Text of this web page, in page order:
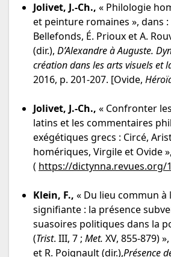
Jolivet, J.-Ch., « Philologie
et peinture romaines », dans :
Bellefonds, É. Prioux et A.
(dir.), D’Alexandre à Auguste.
création dans les arts visuels et
2016, p. 201-207. [Ovide,
Jolivet, J.-Ch., « Confronter
latins et les commentaires
exégétiques grecs : Circé,
homériques, Virgile et Ovide »,
( https://dictynna.revues.org/
Klein, F., « Du lieu commun à
signifiante : la présence
suasoires politiques dans la
(Trist. III, 7 ; Met. XV, 855-879)
et R. Poignault (dir.),Présence